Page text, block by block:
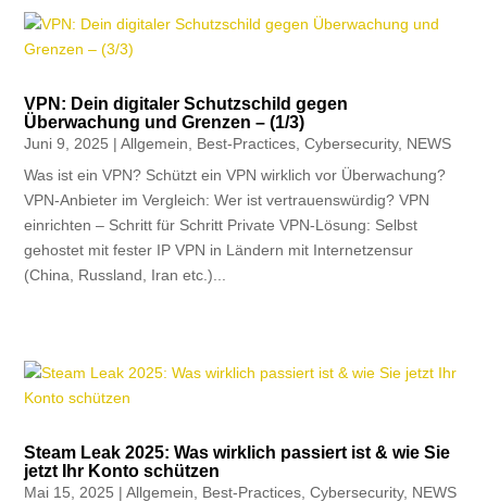
VPN: Dein digitaler Schutzschild gegen
Überwachung und Grenzen – (1/3)
Juni 9, 2025 |Allgemein Best-Practices ,Cybersecurity, NEWS
Was ist ein VPN? Schützt ein VPN wirklich vor Überwachung?
VPN-Anbieter im Vergleich: Wer ist vertrauenswürdig? VPN
einrichten – Schritt für Schritt Private VPN-Lösung: Selbst
gehostet mit fester IP VPN in Ländern mit Internetzensur
(China, Russland, Iran etc.)...
Steam Leak 2025: Was wirklich passiert ist & wie Sie
jetzt Ihr Konto schützen
Mai 15, 2025 |Allgemein Best-Practices ,Cybersecurity, NEWS